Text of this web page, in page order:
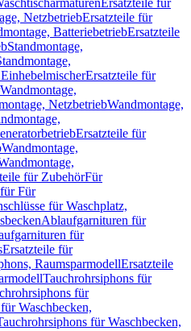
Ersatzteile für
NetzbetriebErsatzteile für
BatteriebetriebErsatzteile
Standmontage,
Ersatzteile für
Wandmontage,
NetzbetriebWandmontage,
Ersatzteile für
Wandmontage,
für ZubehörFür
Für
für Waschplatz,
Ablaufgarnituren für
für
Ersatzteile für
RaumsparmodellErsatzteile
Tauchrohrsiphons für
für
Waschbecken,
für Waschbecken,